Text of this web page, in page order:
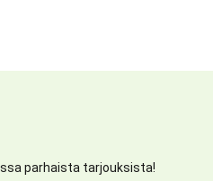
parhaista tarjouksista!